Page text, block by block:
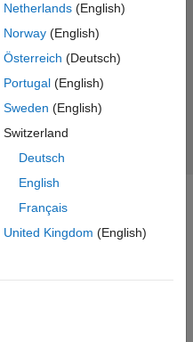
Netherlands(English)
Norway(English)
Österreich (Deutsch)
Portugal(English)
Sweden (English)
Switzerland
Deutsch
English
Français
United Kingdom (English)
イバシー ポリシー
ョン ステータス